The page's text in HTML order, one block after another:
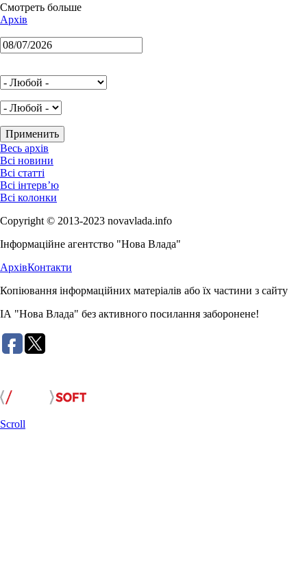
Смотреть больше
Архів
Весь архів
Всі новини
Всі статті
Всі інтерв’ю
Всі колонки
Copyright © 2013-2023 novavlada.info
Інформаційне агентство "Нова Влада"
АрхівКонтакти
Копіювання інформаційних матеріалів або їх частини з сайту
ІА "Нова Влада" без активного посилання заборонене!
Scroll